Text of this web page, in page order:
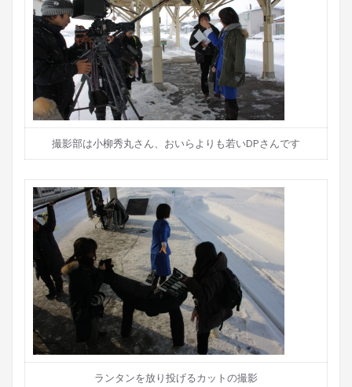
撮影部は小柳秀丸さん、おいらよりも若いDPさんです
ランタンを放り投げるカットの撮影